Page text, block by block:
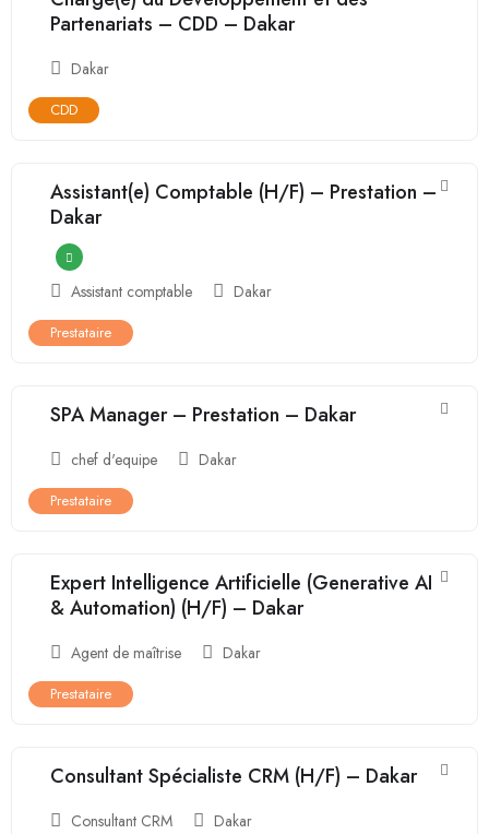
Partenariats – CDD – Dakar
Dakar
CDD
Assistant(e) Comptable (H/F) – Prestation –
Dakar
Assistant comptable Dakar
Prestataire
SPA Manager – Prestation – Dakar
chef d'equipe Dakar
Prestataire
Expert Intelligence Artificielle (Generative AI
& Automation) (H/F) – Dakar
Agent de maîtrise Dakar
Prestataire
Consultant Spécialiste CRM (H/F) – Dakar
Consultant CRM Dakar